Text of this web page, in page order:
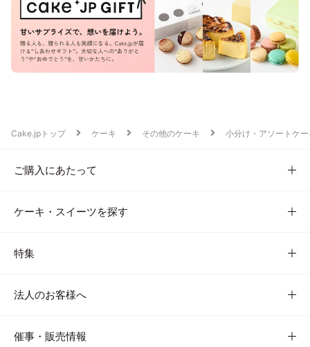
Cake.jpトップ ケーキ その他のケーキ 小分け・アソートケ
ご購入にあたって
ケーキ・スイーツを探す
特集
法人のお客様へ
催事・販売情報